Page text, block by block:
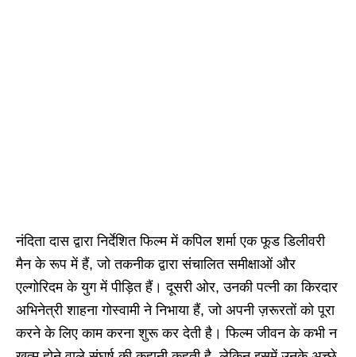
नंदिता दास द्वारा निर्देशित फिल्म में कपिल शर्मा एक फूड डिलीवरी
मैन के रूप में हैं, जो तकनीक द्वारा संचालित समीक्षाओं और
एल्गोरिदम के युग में पीड़ित हैं। दूसरी ओर, उनकी पत्नी का किरदार
अभिनेत्री शाहना गोस्वामी ने निभाया हैं, जो अपनी ज़रूरतों को पूरा
करने के लिए काम करना शुरू कर देती है। फिल्म जीवन के कभी न